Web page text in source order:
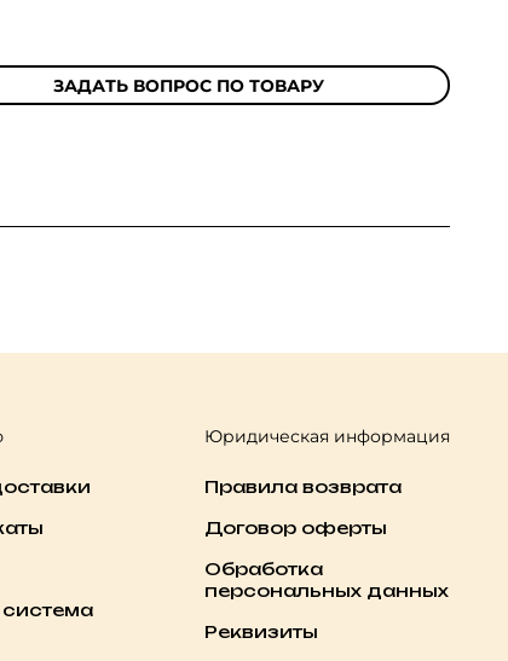
ЗАДАТЬ ВОПРОС ПО ТОВАРУ
Юридическая информация
Правила возврата
Договор оферты
Обработка
персональных данных
Реквизиты